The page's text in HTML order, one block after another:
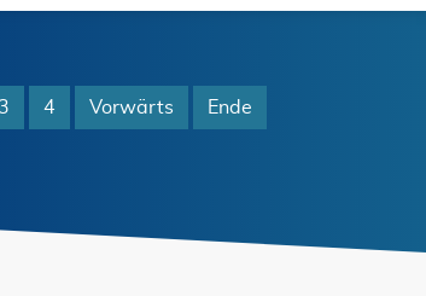
3 4 Vorwärts Ende